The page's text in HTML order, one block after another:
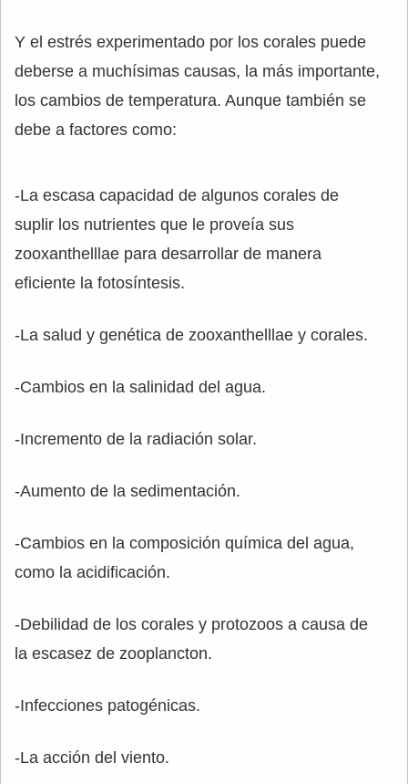
Y el estrés experimentado por los corales puede
deberse a muchísimas causas, la más importante,
los cambios de temperatura. Aunque también se
debe a factores como:
-La escasa capacidad de algunos corales de
suplir los nutrientes que le proveía sus
zooxanthelllae para desarrollar de manera
eficiente la fotosíntesis.
-La salud y genética de zooxanthelllae y corales.
-Cambios en la salinidad del agua.
-Incremento de la radiación solar.
-Aumento de la sedimentación.
-Cambios en la composición química del agua,
como la acidificación.
-Debilidad de los corales y protozoos a causa de
la escasez de zooplancton.
-Infecciones patogénicas.
-La acción del viento.